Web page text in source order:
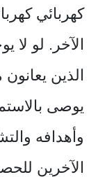
كهربائي
الآخر. لو لا
الذين يعانون
يوصى
وأهدافه
الآخرين